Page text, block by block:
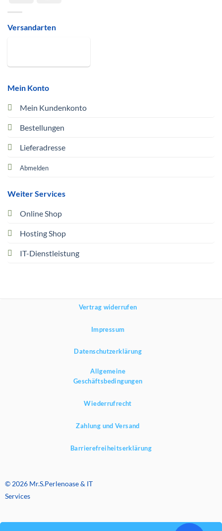
Mein Konto
Mein Kundenkonto
Bestellungen
Lieferadresse
Abmelden
Weiter Services
Online Shop
Hosting Shop
IT-Dienstleistung
Versandarten
Vertrag widerrufen
Impressum
Datenschutzerklärung
Allgemeine
Geschäftsbedingungen
Wiederrufrecht
Zahlung und Versand
Barrierefreiheitserklärung
© 2026 Mr.S.Perlenoase & IT
Services